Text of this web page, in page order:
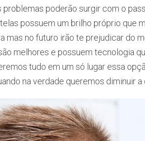
problemas poderão surgir com o
possuem um brilho próprio que
mas no futuro irão te prejudicar do
melhores e possuem tecnologia
tudo em um só lugar essa
na verdade queremos diminuir